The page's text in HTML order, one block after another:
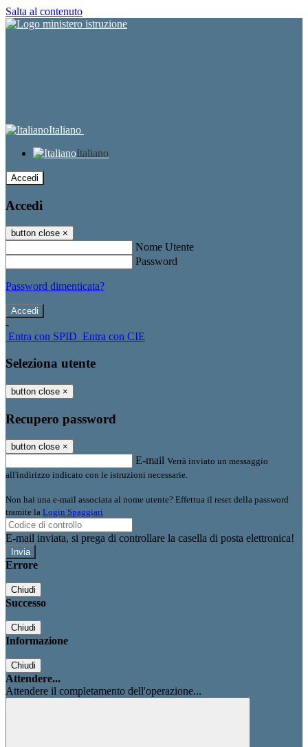
Salta al contenuto
Italiano
Italiano
Accedi
Accedi
button close ×
Nome Utente
Password
Password dimenticata?
-
Entra con SPID Entra con CIE
Seleziona utente
button close ×
Recupero password
button close ×
E-mail Verrà inviato un messaggio
all'indirizzo indicato con le istruzioni necessarie.
Non hai una e-mail associata al nome utente? Effettua il reset della password
tramite la Login Spaggiari
E-mail inviata, si prega di controllare la casella di posta elettronica!
Errore
Chiudi
Successo
Chiudi
Informazione
Chiudi
Attendere...
Attendere il completamento dell'operazione...